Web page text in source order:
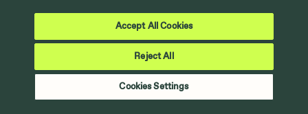
recipientes
Accept All Cookies
Reject All
Cookies Settings